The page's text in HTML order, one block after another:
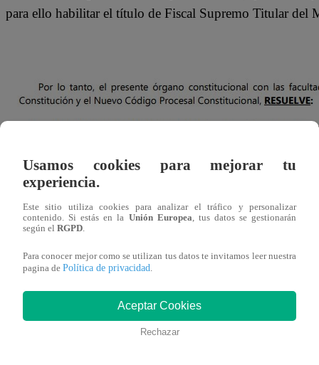
para ello habilitar el título de Fiscal Supremo Titular del
Usamos cookies para mejorar tu
experiencia.
Este sitio utiliza cookies para analizar el tráfico y personalizar
contenido. Si estás en la Unión Europea , tus datos se gestionarán
según el RGPD
Para conocer mejor como se utilizan tus datos te invitamos leer nuestra
pagina de Política de privacidad
Aceptar Cookies
Rechazar